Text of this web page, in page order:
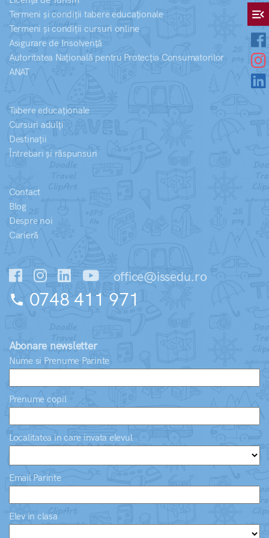
menu_open
Termeni și condiții tabere educaționale
Termeni și condiții cursuri online
Asigurare de Insolvență
Autoritatea Națională pentru Protecția Consumatorilor
ANAT
Tabere educaționale
Cursuri adulți
Destinații
Întrebari și răspunsuri
Contact
Blog
Despre noi
Carieră
office@issedu.ro
phone 0748 411 971
Abonare newsletter
Nume si Prenume Parinte
Prenume copil
Localitatea in care invata elevul
Email Parinte
Elev in clasa